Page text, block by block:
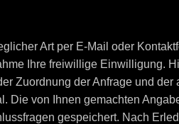
Art per E-Mail oder
Ihre freiwillige Einwilligung.
Zuordnung der Anfrage und
Die von Ihnen gemachten
gespeichert. Nach